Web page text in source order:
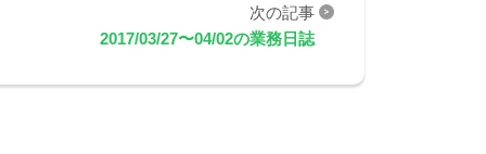
2017/03/27〜04/02の業務日誌